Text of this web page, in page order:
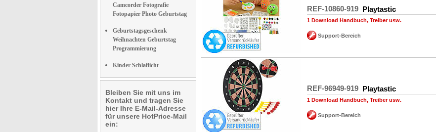
Camcorder Fotografie
Fotopapier Photo Geburtstag
Geburtstagsgeschenk
Weihnachten Geburtstag
Programmierung
Kinder Schlaflicht
Bleiben Sie mit uns im
Kontakt und tragen Sie
hier Ihre E-Mail-Adresse
für unsere HotPrice-Mail
ein:
REF-10860-919 Playtastic
1 Download Handbuch, Treiber usw.
Support-Bereich
REF-96949-919 Playtastic
1 Download Handbuch, Treiber usw.
Support-Bereich